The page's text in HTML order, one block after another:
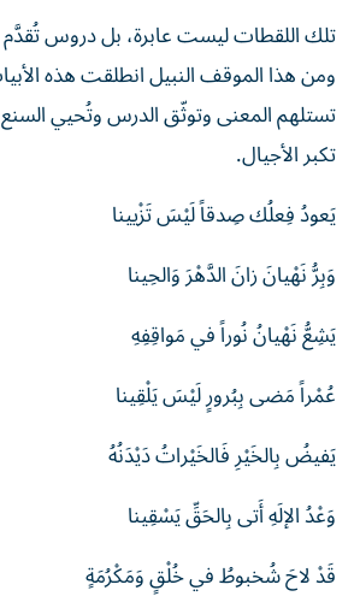
تلك اللقطات ليست عابرة، بل دروس تُقدَّم
ومن هذا الموقف النبيل انطلقت هذه
تستلهم المعنى وتوثّق الدرس وتُحيي السنع
تكبر الأجيال.
يَعودُ فِعلُك صِدقاً لَيْسَ تَزْيينا
وَبِرُّ نَهْيانَ زانَ الدَّهْرَ وَالحِينا
يَشِعُّ نَهْيانُ نُوراً في مَواقِفِهِ
عُمْراً مَضى بِبُرورٍ لَيْسَ يَلْقِينا
يَفيضُ بِالخَيْرِ فَالخَيْراتُ دَيْدَنُهُ
وَعْدُ الإلَهِ أَتى بِالحَقِّ يَسْقِينا
قَدْ لاحَ شُخبوطُ في خُلْقٍ وَمَكْرُمَةٍ